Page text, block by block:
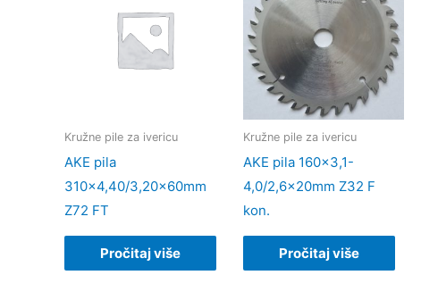
Kružne pile za ivericu
AKE pila
310×4,40/3,20x60mm
Z72 FT
Pročitaj više
Kružne pile za ivericu
AKE pila 160×3,1-
4,0/2,6x20mm Z32 F
kon.
Pročitaj više